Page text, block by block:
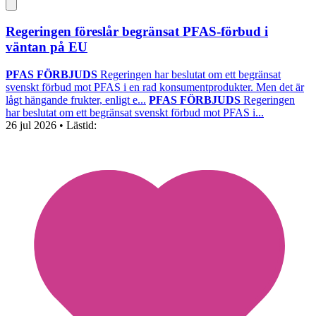
Regeringen föreslår begränsat PFAS-förbud i
väntan på EU
PFAS FÖRBJUDS Regeringen har beslutat om ett begränsat
svenskt förbud mot PFAS i en rad konsumentprodukter. Men det är
lågt hängande frukter, enligt e... PFAS FÖRBJUDS Regeringen
har beslutat om ett begränsat svenskt förbud mot PFAS i...
26 jul 2026 • Lästid: